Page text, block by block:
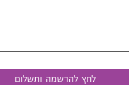
לחץ להרשמה ותשלום